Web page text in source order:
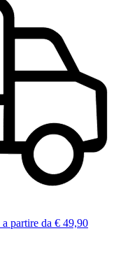
a partire da € 49,90